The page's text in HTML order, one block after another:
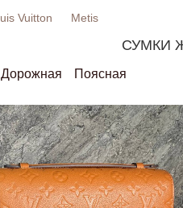
Vuitton Metis
СУМКИ
Дорожная Поясная